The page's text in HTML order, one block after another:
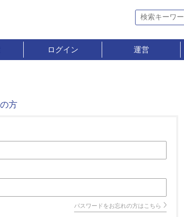
ログイン 運営
方
パスワードをお忘れの方はこちら